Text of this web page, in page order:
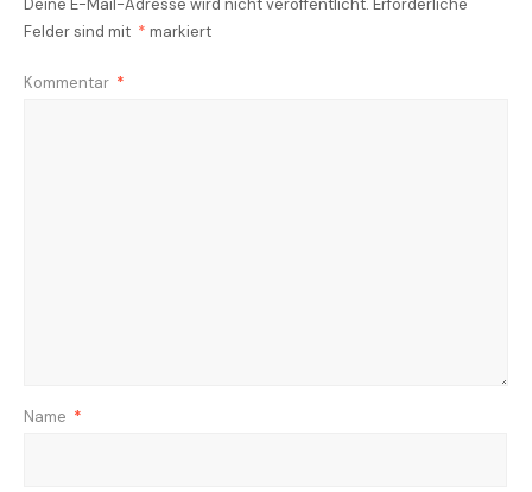
Felder sind mit * markiert
Kommentar *
Name *